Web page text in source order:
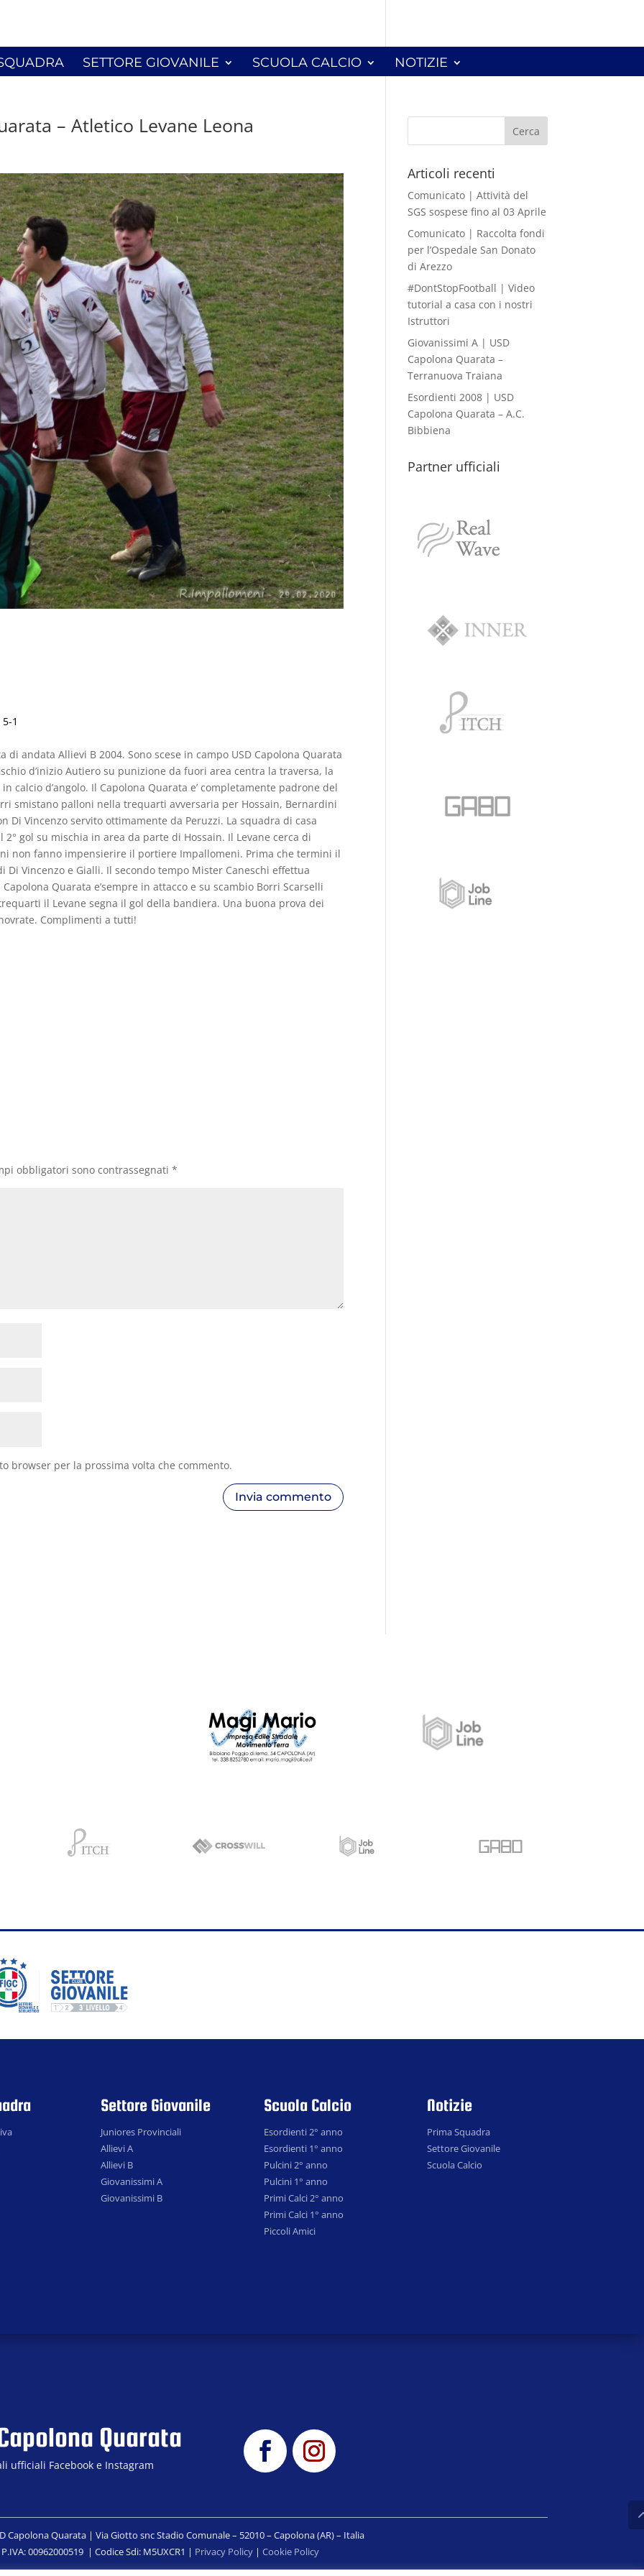
SETTORE GIOVANILE SCUOLA CALCIO NOTIZIE
– Atletico Levane Leona
1
andata Allievi B 2004. Sono scese in campo USD Capolona Quarata
d’inizio Autiero su punizione da fuori area centra la traversa, la
calcio d’angolo. Il Capolona Quarata e’ completamente padrone del
smistano palloni nella trequarti avversaria per Hossain, Bernardini
Di Vincenzo servito ottimamente da Peruzzi. La squadra di casa
gol su mischia in area da parte di Hossain. Il Levane cerca di
non fanno impensierire il portiere Impallomeni. Prima che termini il
Di Vincenzo e Gialli. Il secondo tempo Mister Caneschi effettua
Quarata e’sempre in attacco e su scambio Borri Scarselli
il Levane segna il gol della bandiera. Una buona prova dei
Complimenti a tutti!
obbligatori sono contrassegnati*
browser per la prossima volta che commento.
Articoli recenti
Comunicato | Attività del
SGS sospese fino al 03 Aprile
Comunicato | Raccolta fondi
per l’Ospedale San Donato
di Arezzo
#DontStopFootball | Video
tutorial a casa con i nostri
Istruttori
Giovanissimi A | USD
Capolona Quarata –
Terranuova Traiana
Esordienti 2008 | USD
Capolona Quarata – A.C.
Bibbiena
Partner ufficiali
Settore Giovanile
Juniores Provinciali
Allievi A
Allievi B
Giovanissimi A
Giovanissimi B
Scuola Calcio
Esordienti 2° anno
Esordienti 1° anno
Pulcini 2° anno
Pulcini 1° anno
Primi Calci 2° anno
Primi Calci 1° anno
Piccoli Amici
Notizie
Prima Squadra
Settore Giovanile
Scuola Calcio
Quarata
ufficiali Facebook e Instagram
Capolona Quarata | Via Giotto snc Stadio Comunale – 52010 – Capolona (AR) – Italia
P.IVA: 00962000519 | Codice Sdi: M5UXCR1 | Privacy Policy| Cookie Policy